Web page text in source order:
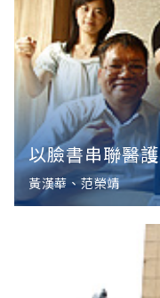
以臉書串聯醫
黃漢華、范榮靖